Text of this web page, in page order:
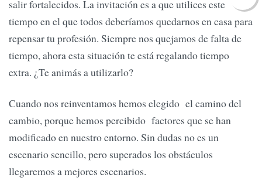
salir fortalecidos. La invitación es a que utilices este
tiempo en el que todos deberíamos quedarnos en casa para
repensar tu profesión. Siempre nos quejamos de falta de
tiempo, ahora esta situación te está regalando tiempo
extra. ¿Te animás a utilizarlo?
Cuando nos reinventamos hemos elegido el camino del
cambio, porque hemos percibido factores que se han
modificado en nuestro entorno. Sin dudas no es un
escenario sencillo, pero superados los obstáculos
llegaremos a mejores escenarios.